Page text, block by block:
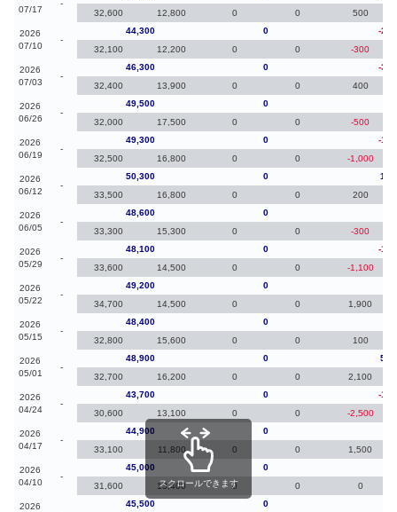
07/17
-
32,600
12,800 0 0 500
2026
07/10
-
44,300 0
-
32,100
12,200 0 0 -300
2026
07/03
-
46,300 0
-
32,400
13,900 0 0 400
2026
06/26
-
49,500 0
32,000
17,500 0 0 -500
2026
06/19
-
49,300 0
-
32,500
16,800 0 0 -1,000
2026
06/12
-
50,300 0
33,500
16,800 0 0 200
2026
06/05
-
48,600 0
33,300
15,300 0 0 -300
2026
05/29
-
48,100 0
-
33,600
14,500 0 0 -1,100
2026
05/22
-
49,200 0
34,700
14,500 0 0 1,900
2026
05/15
-
48,400 0
32,800
15,600 0 0 100
2026
05/01
-
48,900 0
32,700
16,200 0 0 2,100
2026
04/24
-
43,700 0
-
30,600
13,100 0 0 -2,500
2026
04/17
-
44,900 0
33,100
11,800 0 0 1,500
2026
04/10
-
45,000 0
31,600
13,400 0 0 0
2026
45,500 0
スクロールできます